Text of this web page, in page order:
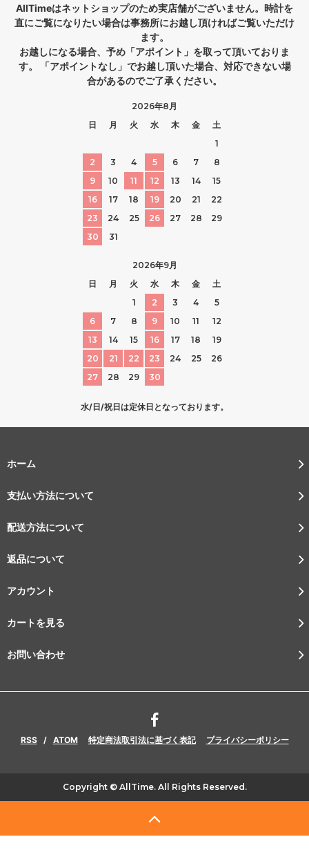
AllTimeはネットショップのため実店舗がございません。時計を
直にご覧になりたい場合は事務所にお越し頂ければご覧いただけ
ます。
お越しになる場合、予め「アポイント」を取って頂いておりま
す。 「アポイントなし」でお越し頂いた場合、対応できない場
合があるのでご了承ください。
2026年8月
日
月 火 水 木 金
土
1
2
3 4 5 6 7
8
9
10 11 12 13 14
15
16
17 18 19 20 21
22
23
24 25 26 27 28
29
30
31
2026年9月
日
月 火 水 木 金
土
1
2 3 4
5
6
7 8 9 10 11
12
13
14 15 16 17 18
19
20
21 22 23 24 25
26
27
28 29 30
水/日/祝日は定休日となっております。
ホーム
支払い方法について
配送方法について
返品について
アカウント
カートを見る
お問い合わせ
RSS / ATOM 特定商法取引法に基づく表記 プライバシーポリシー
Copyright © AllTime. All Rights Reserved.